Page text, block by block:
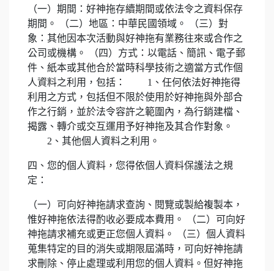
（一）期間：好神拖存續期間或依法令之資料保存
期間。 （二）地區：中華民國領域。 （三）對
象：其他因本次活動與好神拖有業務往來或合作之
公司或機構。 （四）方式：以電話、簡訊、電子郵
件、紙本或其他合於當時科學技術之適當方式作個
人資料之利用，包括： 1、任何依法好神拖得
利用之方式，包括但不限於使用於好神拖與外部合
作之行銷，並於法令容許之範圍內，為行銷建檔、
揭露、轉介或交互運用予好神拖及其合作對象。
2、其他個人資料之利用。
四、您的個人資料，您得依個人資料保護法之規
定：
（一）可向好神拖請求查詢、閱覽或製給複製本，
惟好神拖依法得酌收必要成本費用。 （二）可向好
神拖請求補充或更正您個人資料。 （三）個人資料
蒐集特定的目的消失或期限屆滿時，可向好神拖請
求刪除、停止處理或利用您的個人資料。但好神拖